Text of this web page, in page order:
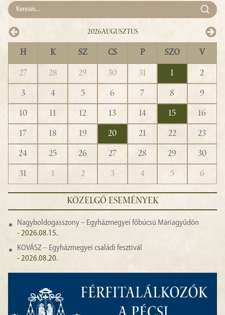
2026Augusztus
H K SZ CS P SZO V
27 28 29 30 31 1
2
3
4 5 6 7 8
9
10
11 12 13 14 15
16
17
18 19 20 21 22
23
24
25 26 27 28 29
30
31
1 2 3 4 5 6
KÖZELGŐ ESEMÉNYEK
Nagyboldogasszony – Egyházmegyei főbúcsú Máriagyűdön
- 2026.08.15.
KOVÁSZ – Egyházmegyei családi fesztivál
- 2026.08.20.